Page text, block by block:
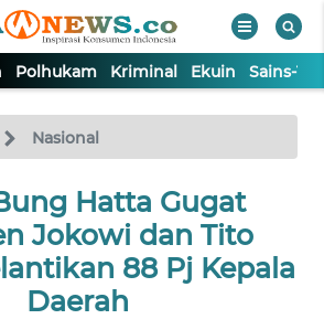
Polhukam Kriminal Ekuin Sains-
Nasional
Hatta Gugat
Jokowi dan Tito
88 Pj Kepala
Daerah